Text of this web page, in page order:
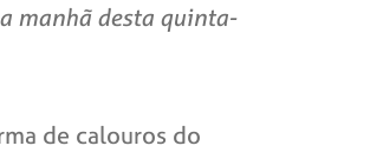
manhã desta quinta-
de calouros do